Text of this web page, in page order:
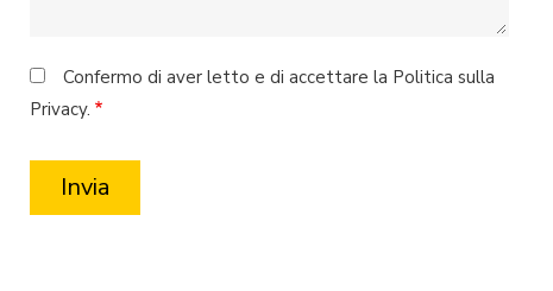
Confermo di aver letto e di accettare la Politica sulla
Privacy.